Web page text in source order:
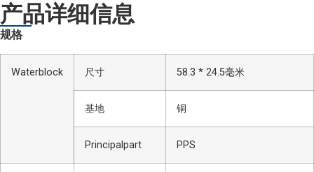
产品详细信息
规格
Waterblock 尺寸 58.3 * 24.5毫米
基地 铜
Principalpart PPS